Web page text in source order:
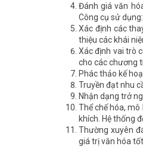
Đánh giá văn
Công cụ sử
Xác định các
thiệu các khái
Xác định vai trò
cho các chương
Phác thảo kế
Truyền đạt nhu
Nhận dạng trở
Thể chế hóa,
khích. Hệ thống
Thường xuyên
giá trị văn hóa